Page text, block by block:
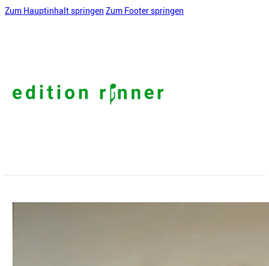
Zum Hauptinhalt springen Zum Footer springen